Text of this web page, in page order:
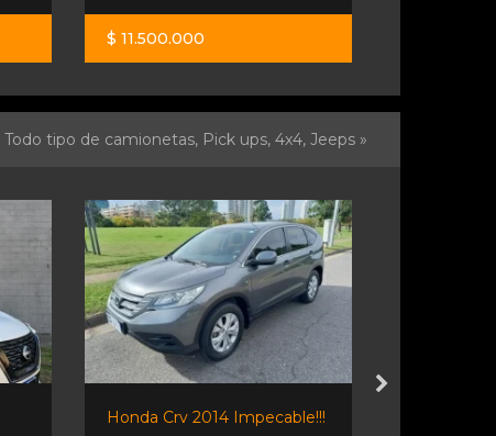
$ 11.500.000
Todo tipo de camionetas, Pick ups, 4x4, Jeeps »
Honda Crv 2014 Impecable!!!